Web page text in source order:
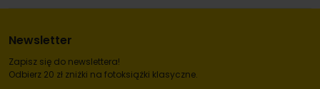
Newsletter
Zapisz się do newslettera!
Odbierz 20 zł zniżki na fotoksiążki klasyczne.